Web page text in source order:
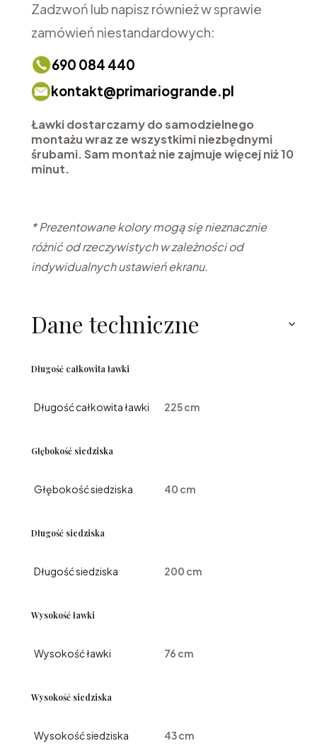
Zadzwoń lub napisz również w sprawie
zamówień niestandardowych:
690 084 440
kontakt@primariogrande.pl
Ławki dostarczamy do samodzielnego
montażu wraz ze wszystkimi niezbędnymi
śrubami. Sam montaż nie zajmuje więcej niż 10
minut.
* Prezentowane kolory mogą się nieznacznie
różnić od rzeczywistych w zależności od
indywidualnych ustawień ekranu.
Dane techniczne
Długość całkowita ławki
Długość całkowita ławki 225 cm
Głębokość siedziska
Głębokość siedziska 40 cm
Długość siedziska
Długość siedziska 200 cm
Wysokość ławki
Wysokość ławki 76 cm
Wysokość siedziska
Wysokość siedziska 43 cm